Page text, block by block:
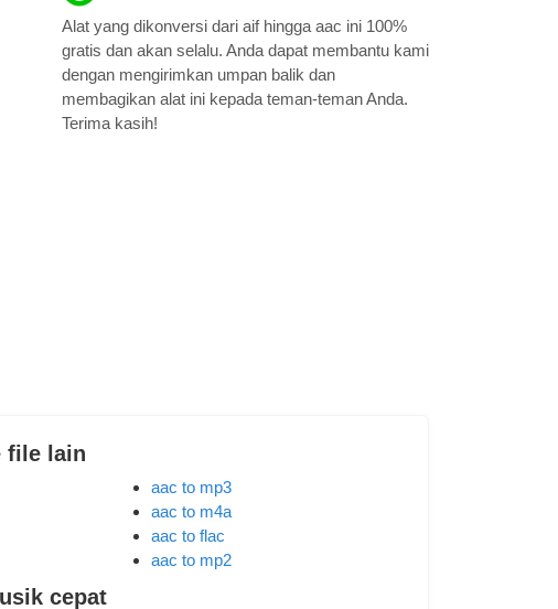
Alat yang dikonversi dari aif hingga aac ini 100%
gratis dan akan selalu. Anda dapat membantu kami
dengan mengirimkan umpan balik dan
membagikan alat ini kepada teman-teman Anda.
Terima kasih!
file lain
aac to mp3
aac to m4a
aac to flac
aac to mp2
cepat